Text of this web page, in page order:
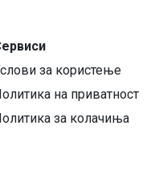
за користење
на приватност
за колачиња